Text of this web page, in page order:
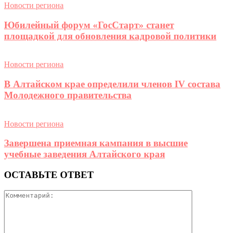
Новости региона
Юбилейный форум «ГосСтарт» станет
площадкой для обновления кадровой политики
Новости региона
В Алтайском крае определили членов IV состава
Молодежного правительства
Новости региона
Завершена приемная кампания в высшие
учебные заведения Алтайского края
ОСТАВЬТЕ ОТВЕТ